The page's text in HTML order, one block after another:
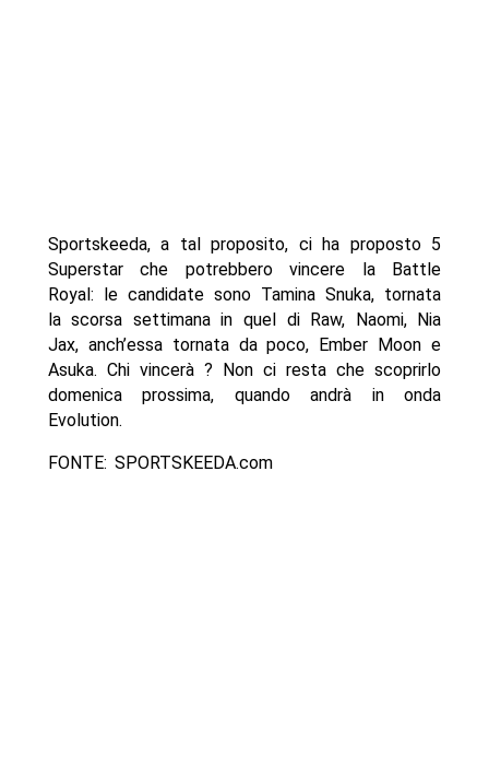
Sportskeeda, a tal proposito, ci ha proposto 5
Superstar che potrebbero vincere la Battle
Royal: le candidate sono Tamina Snuka, tornata
la scorsa settimana in quel di Raw, Naomi, Nia
Jax, anch’essa tornata da poco, Ember Moon e
Asuka. Chi vincerà ? Non ci resta che scoprirlo
domenica prossima, quando andrà in onda
Evolution.
FONTE: SPORTSKEEDA.com